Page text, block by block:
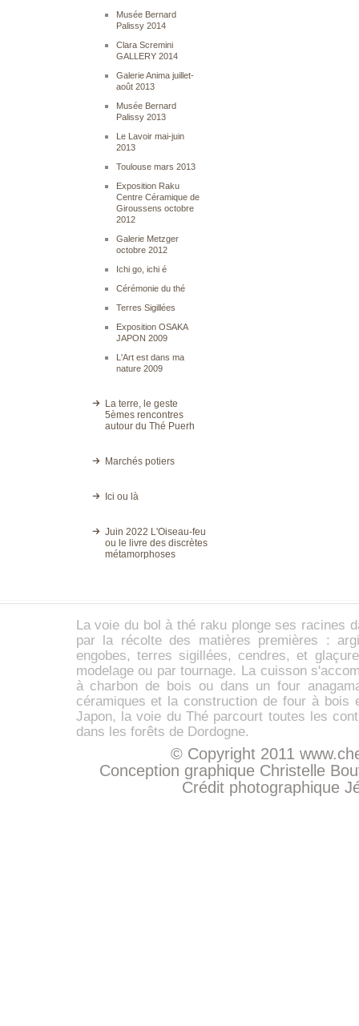
Musée Bernard
Palissy 2014
Clara Scremini
GALLERY 2014
Galerie Anima juillet-
août 2013
Musée Bernard
Palissy 2013
Le Lavoir mai-juin
2013
Toulouse mars 2013
Exposition Raku
Centre Céramique de
Giroussens octobre
2012
Galerie Metzger
octobre 2012
Ichi go, ichi é
Cérémonie du thé
Terres Sigillées
Exposition OSAKA
JAPON 2009
L'Art est dans ma
nature 2009
La terre, le geste
5èmes rencontres
autour du Thé Puerh
Marchés potiers
Ici ou là
Juin 2022 L'Oiseau-feu
ou le livre des discrètes
métamorphoses
La voie du bol à thé raku plonge ses racines
par la récolte des matières premières :
engobes, terres sigillées, cendres, et
modelage ou par tournage. La cuisson
à charbon de bois ou dans un four
céramiques et la construction de four à
Japon, la voie du Thé parcourt toutes les
dans les forêts de Dordogne.
© Copyright 2011
Conception graphique Christelle
Crédit photographique